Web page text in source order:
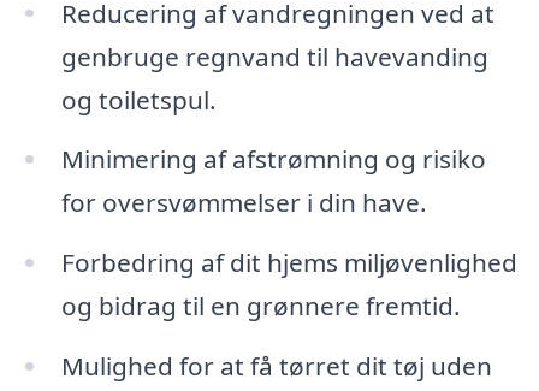
Reducering af vandregningen ved at
genbruge regnvand til havevanding
og toiletspul.
Minimering af afstrømning og risiko
for oversvømmelser i din have.
Forbedring af dit hjems miljøvenlighed
og bidrag til en grønnere fremtid.
Mulighed for at få tørret dit tøj uden